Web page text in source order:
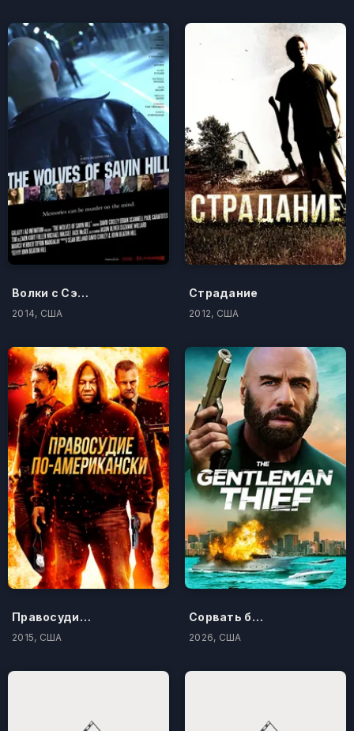
Волки с Сэйвин-Хилл
2014, США
Страдание
2012, США
Правосудие по-американски
2015, США
Сорвать банк 3: Вор-джентльмен
2026, США